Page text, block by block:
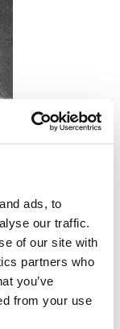
ads, to
our traffic.
of our site with
partners who
you’ve
from your use
Vergleich zu
die leicht zu
+/- 0,25 % mit